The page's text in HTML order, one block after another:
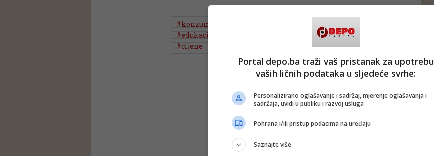
#konzum
#edukacija
#površe
#cijene
Portal depo.ba traži vaš pristanak za upotrebu
vaših ličnih podataka u sljedeće svrhe:
Personalizirano oglašavanje i sadržaj, mjerenje oglašavanja i
sadržaja, uvidi u publiku i razvoj usluga
Pohrana i/ili pristup podacima na uređaju
Saznajte više